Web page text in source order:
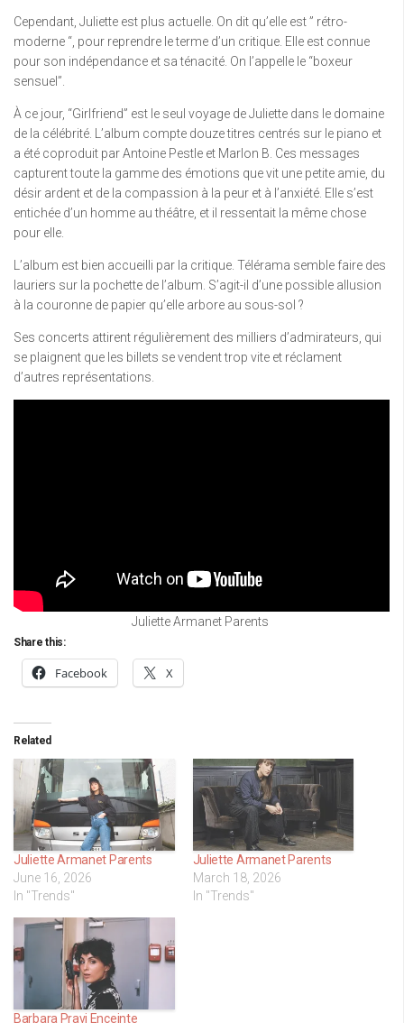
Cependant, Juliette est plus actuelle. On dit qu’elle est ” rétro-
moderne “, pour reprendre le terme d’un critique. Elle est connue
pour son indépendance et sa ténacité. On l’appelle le “boxeur
sensuel”.
À ce jour, “Girlfriend” est le seul voyage de Juliette dans le domaine
de la célébrité. L’album compte douze titres centrés sur le piano et
a été coproduit par Antoine Pestle et Marlon B. Ces messages
capturent toute la gamme des émotions que vit une petite amie, du
désir ardent et de la compassion à la peur et à l’anxiété. Elle s’est
entichée d’un homme au théâtre, et il ressentait la même chose
pour elle.
L’album est bien accueilli par la critique. Télérama semble faire des
lauriers sur la pochette de l’album. S’agit-il d’une possible allusion
à la couronne de papier qu’elle arbore au sous-sol ?
Ses concerts attirent régulièrement des milliers d’admirateurs, qui
se plaignent que les billets se vendent trop vite et réclament
d’autres représentations.
Juliette Armanet Parents
Share this:
Facebook X
Related
Juliette Armanet Parents
June 16, 2026
In "Trends"
Juliette Armanet Parents
March 18, 2026
In "Trends"
Barbara Pravi Enceinte